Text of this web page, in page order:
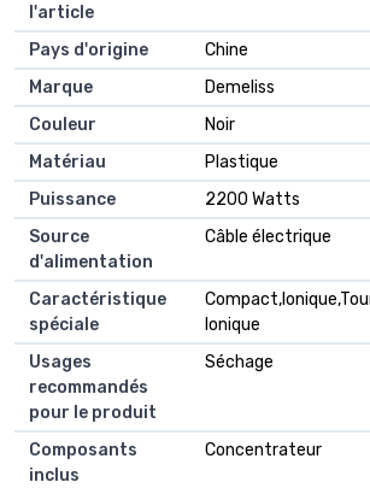
l'article
Pays d'origine
Chine
Marque
Demeliss
Couleur
Noir
Matériau
Plastique
Puissance
2200 Watts
Source
d'alimentation
Câble électrique
Caractéristique
spéciale
Ionique
Usages
recommandés
pour le produit
Séchage
Composants
inclus
Concentrateur